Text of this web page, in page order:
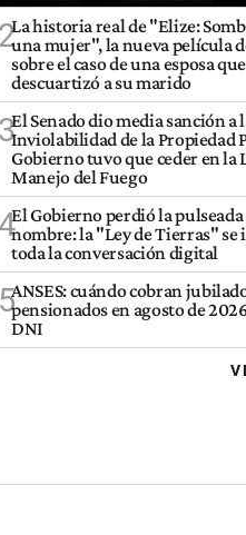
2La historia real de "Elize:
una mujer", la nueva película
sobre el caso de una esposa que
descuartizó a su marido
3El Senado dio media sanción a
Inviolabilidad de la Propiedad
Gobierno tuvo que ceder en la
Manejo del Fuego
El Gobierno perdió la pulseada
nombre: la "Ley de Tierras" se
toda la conversación digital
5ANSES: cuándo cobran
pensionados en agosto de
DNI